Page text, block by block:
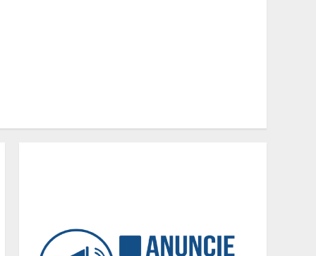
o mais importante Distrito
4
nessa fase